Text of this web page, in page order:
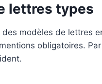
lettres types
modèles de lettres
obligatoires.